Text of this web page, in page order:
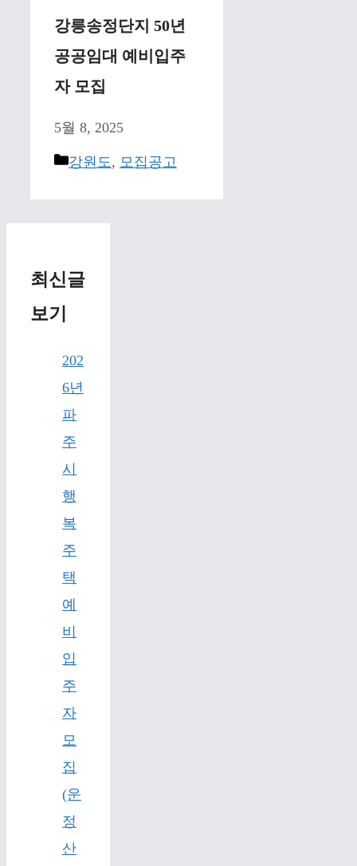
강릉송정단지 50년
공공임대 예비입주
자 모집
5월 8, 2025
Categories
강원도, 모집공고
최신글
보기
202
6년
파
주
시
행
복
주
택
예
비
입
주
자
모
집
(운
정
산